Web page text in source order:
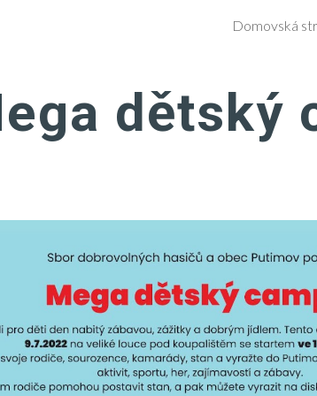
Domovská
dětský